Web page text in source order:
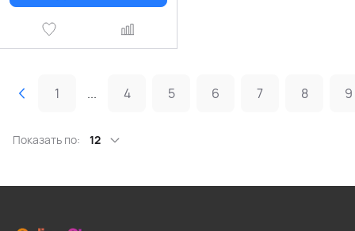
1 ... 4 5 6 7 8 9
Показать по: 12